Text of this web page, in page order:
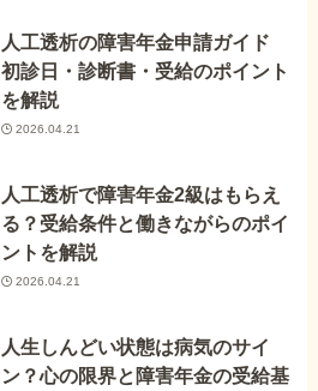
人工透析の障害年金申請ガイド
初診日・診断書・受給のポイント
を解説
2026.04.21
人工透析で障害年金2級はもらえ
る？受給条件と働きながらのポイ
ントを解説
2026.04.21
人生しんどい状態は病気のサイ
ン？心の限界と障害年金の受給基